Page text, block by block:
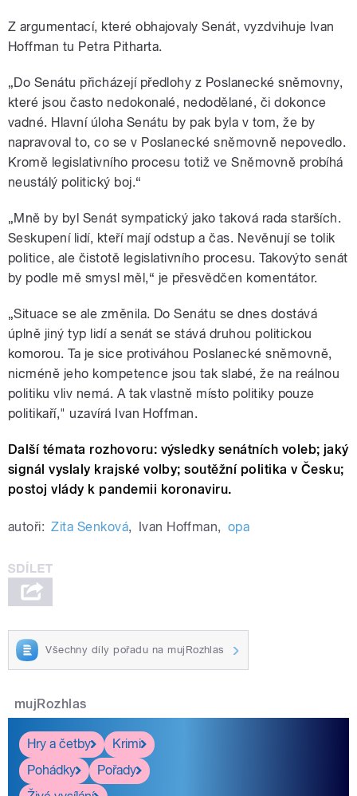
Z argumentací, které obhajovaly Senát, vyzdvihuje Ivan
Hoffman tu Petra Pitharta.
„Do Senátu přicházejí předlohy z Poslanecké sněmovny,
které jsou často nedokonalé, nedodělané, či dokonce
vadné. Hlavní úloha Senátu by pak byla v tom, že by
napravoval to, co se v Poslanecké sněmovně nepovedlo.
Kromě legislativního procesu totiž ve Sněmovně probíhá
neustálý politický boj.“
„Mně by byl Senát sympatický jako taková rada starších.
Seskupení lidí, kteří mají odstup a čas. Nevěnují se tolik
politice, ale čistotě legislativního procesu. Takovýto senát
by podle mě smysl měl,“ je přesvědčen komentátor.
„Situace se ale změnila. Do Senátu se dnes dostává
úplně jiný typ lidí a senát se stává druhou politickou
komorou. Ta je sice protiváhou Poslanecké sněmovně,
nicméně jeho kompetence jsou tak slabé, že na reálnou
politiku vliv nemá. A tak vlastně místo politiky pouze
politikaří," uzavírá Ivan Hoffman.
Další témata rozhovoru: výsledky senátních voleb; jaký
signál vyslaly krajské volby; soutěžní politika v Česku;
postoj vlády k pandemii koronaviru.
autoři: Zita Senková, Ivan Hoffman, opa
Všechny díly pořadu na mujRozhlas
mujRozhlas
Hry a četby
Krimi
Pohádky
Pořady